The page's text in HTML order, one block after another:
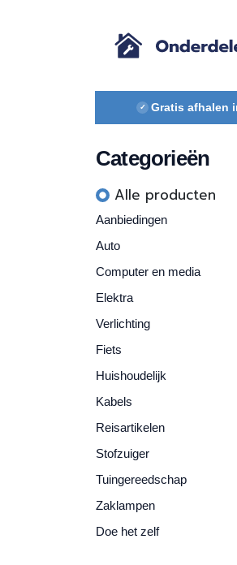
✓ Gratis afhalen
Categorieën
Alle ​​pr​oducten
Aanbiedingen
Auto
Computer en media
Elektra
Verlichting
Fiets
Huishoudelijk
Kabels
Reisartikelen
Stofzuiger
Tuingereedschap
Zaklampen
Doe het zelf